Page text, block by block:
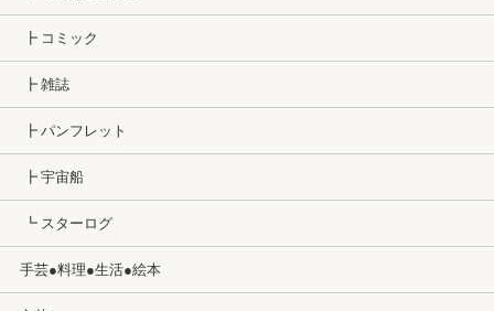
┣ コミック
┣ 雑誌
┣ パンフレット
┣ 宇宙船
┗ スターログ
手芸●料理●生活●絵本